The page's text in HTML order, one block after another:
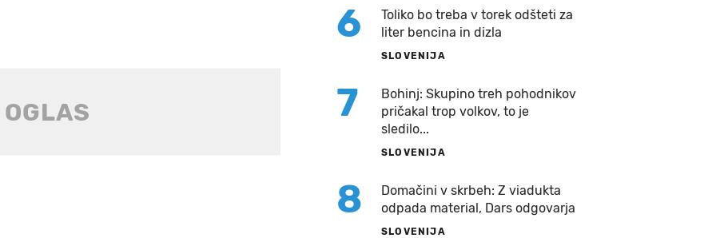
6
Toliko bo treba v torek odšteti za
liter bencina in dizla
SLOVENIJA
7
Bohinj: Skupino treh pohodnikov
pričakal trop volkov, to je
sledilo...
SLOVENIJA
8
Domačini v skrbeh: Z viadukta
odpada material, Dars odgovarja
SLOVENIJA